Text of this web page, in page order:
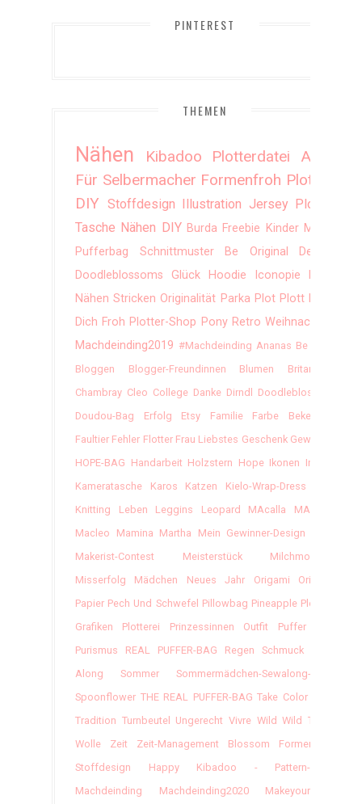
PINTEREST
THEMEN
Nähen Kibadoo Plotterdatei
Alles
Für Selbermacher Formenfroh Plotten
DIY Stoffdesign Illustration Jersey
Plotter
Tasche Nähen DIY Burda Freebie Kinder Mode
Pufferbag
Schnittmuster Be Original
Design
Doodleblossoms
Glück Hoodie Iconopie
Nähen Stricken Originalität Parka Plot Plott
Dich Froh Plotter-Shop Pony Retro Weihnachten
Machdeinding2019 #machdeinding Ananas Be Lazy
Bloggen
Blogger-Freundinnen Blumen
Britannien
Chambray Cleo College Danke Dirndl
Doodleblossom
Doudou-Bag
Erfolg Etsy Familie
Farbe Bekennen
Faultier Fehler Flotter Frau Liebstes Geschenk Gewinner
HOPE-BAG Handarbeit Holzstern Hope Ikonen Indien
Kameratasche
Karos Katzen Kielo-Wrap-Dress
Knitting
Leben Leggins Leopard MAcalla
MAvinny
Macleo
Mamina Martha
Mein Gewinner-Design Vom
Makerist-Contest
Meisterstück
Milchmonster
Misserfolg
Mädchen Neues Jahr Origami
Original
Papier Pech Und Schwefel Pillowbag Pineapple Plotter-
Grafiken
Plotterei Prinzessinnen Outfit
Puffer Bag
Purismus
REAL PUFFER-BAG Regen Schmuck
Along
Sommer
Sommermädchen-Sewalong-2017
Spoonflower THE REAL PUFFER-BAG Take Color
Tradition Turnbeutel Ungerecht Vivre Wild Wild Thing
Wolle
Zeit Zeit-Management Blossom
Formenfroh
Stoffdesign
Happy
Kibadoo - Pattern-Hack
Machdeinding
Machdeinding2020
Makeyourthing